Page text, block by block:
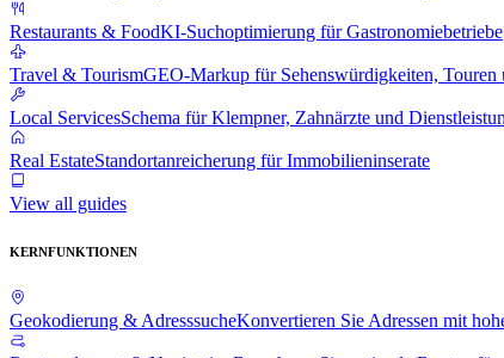
Restaurants & FoodKI-Suchoptimierung für Gastronomiebetriebe
Travel & TourismGEO-Markup für Sehenswürdigkeiten, Touren
Local ServicesSchema für Klempner, Zahnärzte und
Real EstateStandortanreicherung für Immobilieninserate
View all guides
KERNFUNKTIONEN
Geokodierung & AdresssucheKonvertieren Sie Adressen mit